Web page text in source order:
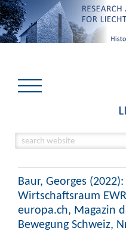
Baur, Georges
Wirtschaftsraum
europa.ch, Magazin
Bewegung Schweiz,